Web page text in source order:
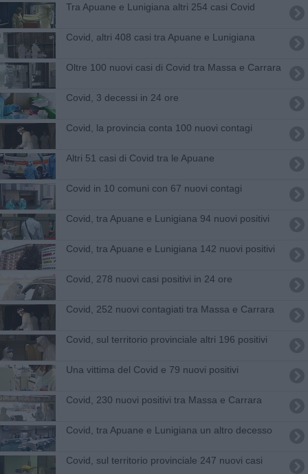
Tra Apuane e Lunigiana altri 254 casi Covid
Covid, altri 408 casi tra Apuane e Lunigiana
Oltre 100 nuovi casi di Covid tra Massa e Carrara
Covid, 3 decessi in 24 ore
Covid, la provincia conta 100 nuovi contagi
Altri 51 casi di Covid tra le Apuane
Covid in 10 comuni con 67 nuovi contagi
Covid, tra Apuane e Lunigiana 94 nuovi positivi
Covid, tra Apuane e Lunigiana 142 nuovi positivi
Covid, 278 nuovi casi positivi in 24 ore
Covid, 252 nuovi contagiati tra Massa e Carrara
Covid, sul territorio provinciale altri 196 positivi
Una vittima del Covid e 79 nuovi positivi
Covid, 230 nuovi positivi tra Massa e Carrara
Covid, tra Apuane e Lunigiana un altro decesso
Covid, sul territorio provinciale 247 nuovi casi